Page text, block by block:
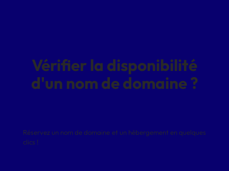
Vérifier la disponibilité
d'un nom de domaine ?
Réservez un nom de domaine et un hébergement en quelques
clics !